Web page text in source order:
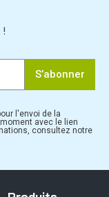
!
S’abonner
l'envoi de la
avec le lien
consultez notre